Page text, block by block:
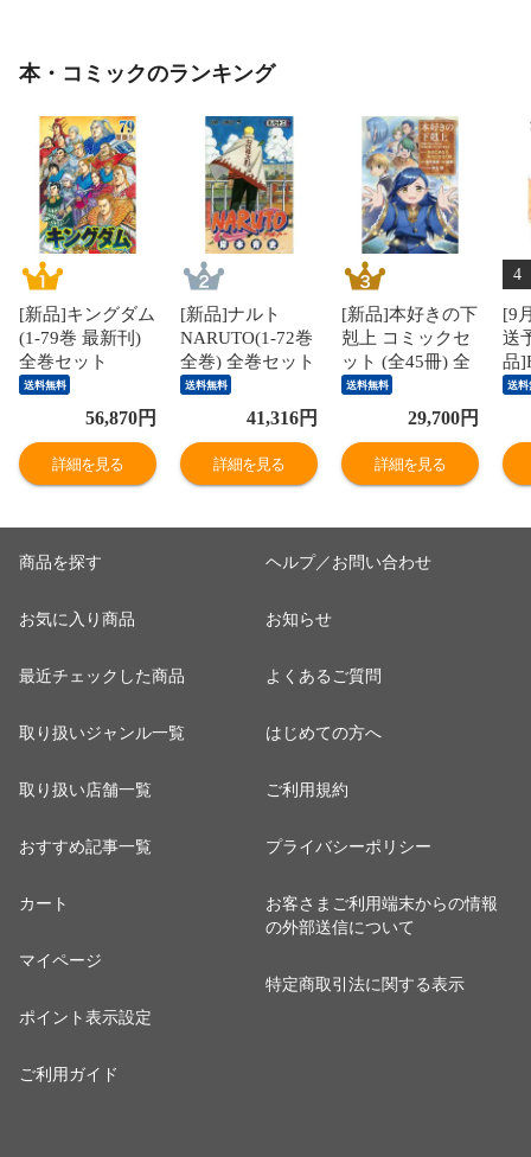
本・コミックのランキング
[新品]キングダム
(1-79巻 最新刊)
全巻セット
送料無料
56,870円
詳細を見る
[新品]ナルト
NARUTO(1-72巻
全巻) 全巻セット
送料無料
41,316円
詳細を見る
[新品]本好きの下
剋上 コミックセ
ット (全45冊) 全
巻セット
送料無料
29,700円
詳細を見る
4
[9
送
品
ハ
[入
送料
商品を探す
お気に入り商品
最近チェックした商品
取り扱いジャンル一覧
取り扱い店舗一覧
おすすめ記事一覧
カート
マイページ
ポイント表示設定
ご利用ガイド
ヘルプ／お問い合わせ
お知らせ
よくあるご質問
はじめての方へ
ご利用規約
プライバシーポリシー
お客さまご利用端末からの情報
の外部送信について
特定商取引法に関する表示